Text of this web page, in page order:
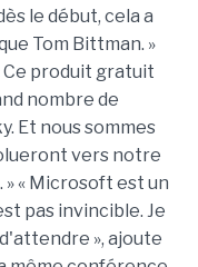
le début, cela a
Tom Bittman. »
Ce produit gratuit
nombre de
Et nous sommes
vers notre
« Microsoft est un
pas invincible. Je
», ajoute